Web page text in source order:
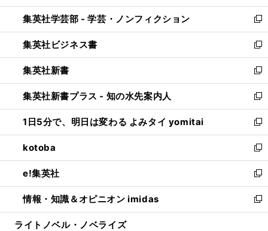
開
く
ウ
で
開
く
ン
ド
ウ
で
開
く
ウ
ィ
ン
ド
ウ
で
開
く
集英社学芸部 - 学芸・ノンフィクション
新
し
い
ウ
ィ
ン
ド
ウ
で
開
く
集英社ビジネス書
新
し
い
ウ
ィ
ン
ド
ウ
で
開
く
集英社新書
新
し
い
ウ
ィ
ン
ド
ウ
で
開
く
集英社新書プラス - 知の水先案内人
新
し
い
ウ
ィ
ン
ド
ウ
で
開
1日5分で、明日は変わる よみタイ yomitai
新
し
い
ウ
ィ
ン
ド
ウ
kotoba
新
し
い
ウ
ィ
ン
e!集英社
新
し
い
ウ
情報・知識＆オピニオン imidas
新
し
ライトノベル・ノベライズ